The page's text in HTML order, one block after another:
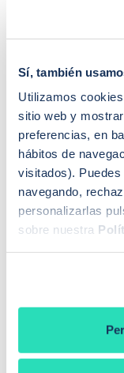
Sí, también
Utilizamos
sitio web y
preferencias, en
hábitos de
visitados). Puedes
navegando,
personalizarlas
sobre nuestra
¿Por qué?
la letra de la
estratégicas.
La cuestión es
la cuota
de interés que se
antes de que se
Estrategias